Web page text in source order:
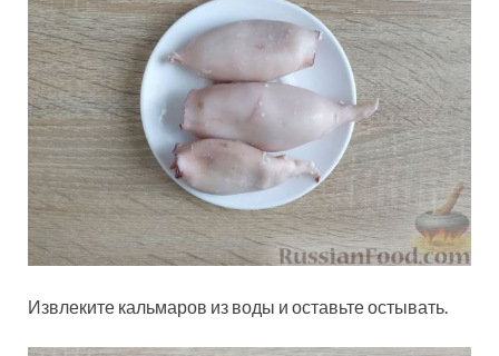
Извлеките кальмаров из воды и оставьте остывать.